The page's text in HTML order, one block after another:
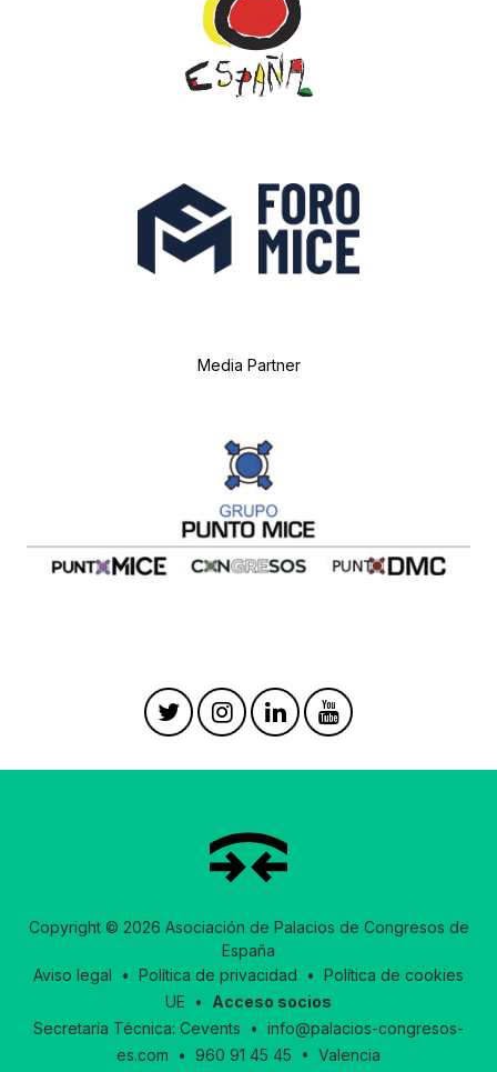
Media Partner
Copyright © 2026 Asociación de Palacios de Congresos de
España
Aviso legal • Política de privacidad • Política de cookies
UE • Acceso socios
Secretaría Técnica: Cevents • info@palacios-congresos-
es.com • 960 91 45 45 • Valencia